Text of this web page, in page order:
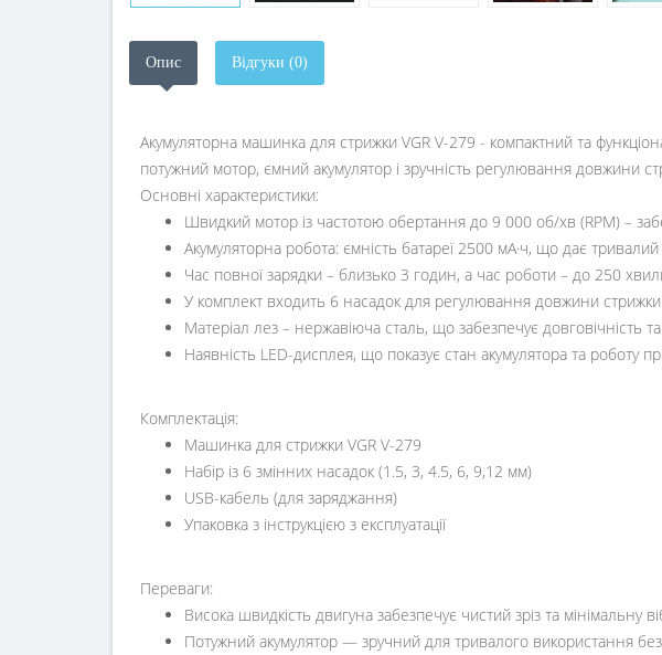
Опис Відгуки (0)
Акумуляторна машинка для стрижки VGR V-279 - компактний та
потужний мотор, ємний акумулятор і зручність регулювання довжини
Основні характеристики:
Швидкий мотор із частотою обертання до 9 000 об/хв (RPM) –
Акумуляторна робота: ємність батареї 2500 мА·ч, що дає
Час повної зарядки – близько 3 годин, а час роботи – до 250
У комплект входить 6 насадок для регулювання довжини стрижки
Матеріал лез – нержавіюча сталь, що забезпечує довговічність та
Наявність LED-дисплея, що показує стан акумулятора та роботу
Комплектація:
Машинка для стрижки VGR V-279
Набір із 6 змінних насадок (1.5, 3, 4.5, 6, 9,12 мм)
USB-кабель (для заряджання)
Упаковка з інструкцією з експлуатації
Переваги:
Висока швидкість двигуна забезпечує чистий зріз та мінімальну
Потужний акумулятор — зручний для тривалого використання без